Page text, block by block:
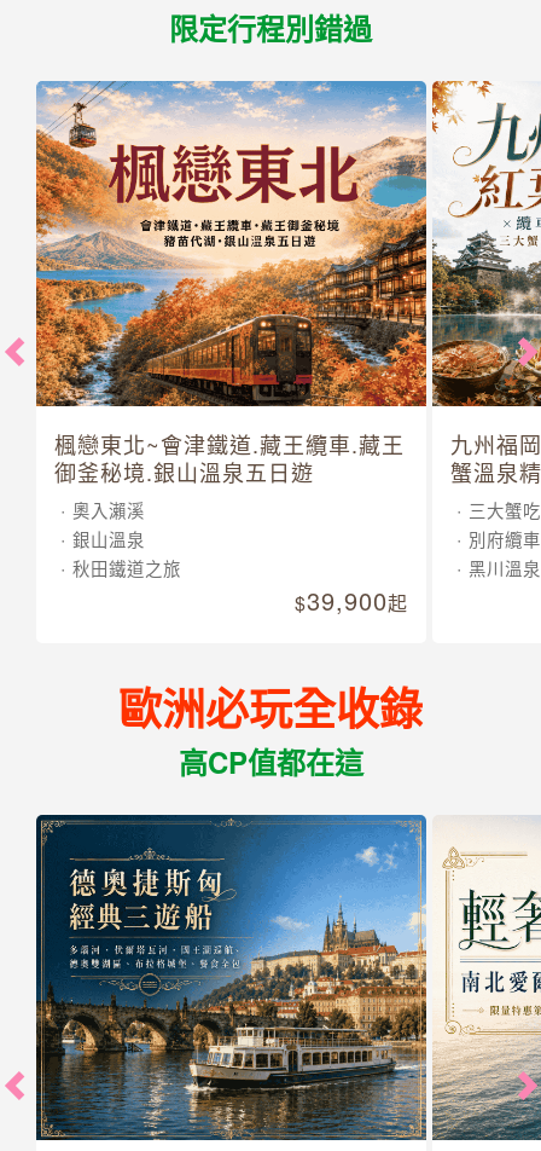
限定行程別錯過
楓戀東北~會津鐵道.藏王纜車.藏王
御釜秘境.銀山溫泉五日遊
奧入瀨溪
銀山溫泉
秋田鐵道之旅
39,900起
九州福
蟹溫泉
三大蟹
別府纜車
黑川溫泉
歐洲必玩全收錄
高CP值都在這